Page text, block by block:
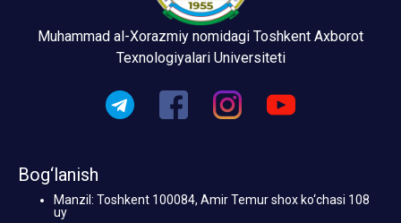
Muhammad al-Xorazmiy nomidagi Toshkent Axborot
Texnologiyalari Universiteti
Bog‘lanish
Manzil: Toshkent 100084, Amir Temur shox ko‘chasi 108
uy